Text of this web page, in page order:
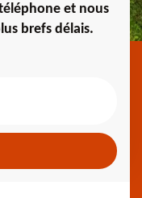
et nous
brefs délais.